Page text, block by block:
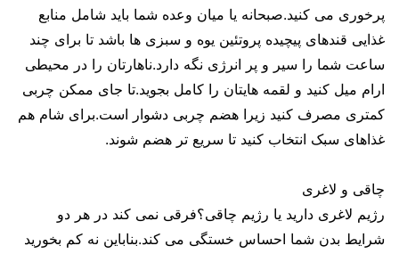
پرخوری می کنید.صبحانه یا میان وعده شما باید شامل منابع
غذایی قندهای پیچیده پروتئین یوه و سبزی ها باشد تا برای چند
ساعت شما را سیر و پر انرژی نگه دارد.ناهارتان را در محیطی
ارام میل کنید و لقمه هایتان را کامل بجوید.تا جای ممکن چربی
کمتری مصرف کنید زیرا هضم چربی دشوار است.برای شام هم
غذاهای سبک انتخاب کنید تا سریع تر هضم شوند.
چاقی و لاغری
رژیم لاغری دارید یا رژیم چاقی؟فرقی نمی کند در هر دو
شرایط بدن شما احساس خستگی می کند.بناباین نه کم بخورید